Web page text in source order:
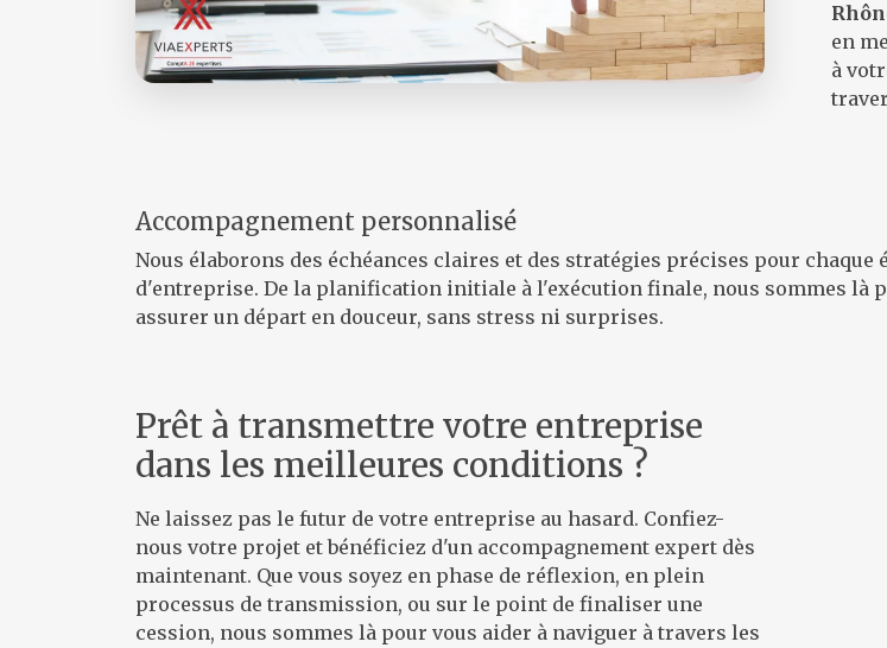
en
à
Accompagnement personnalisé
Nous élaborons des échéances claires et des stratégies précises pour
d'entreprise. De la planification initiale à l'exécution finale, nous sommes là
assurer un départ en douceur, sans stress ni surprises.
Prêt à transmettre votre entreprise
dans les meilleures conditions ?
Ne laissez pas le futur de votre entreprise au hasard. Confiez-
nous votre projet et bénéficiez d'un accompagnement expert dès
maintenant. Que vous soyez en phase de réflexion, en plein
processus de transmission, ou sur le point de finaliser une
cession, nous sommes là pour vous aider à naviguer à travers les